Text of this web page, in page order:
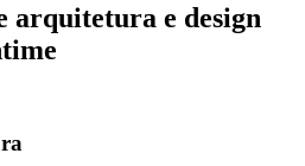
arquitetura e design